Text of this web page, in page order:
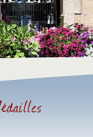
Médailles